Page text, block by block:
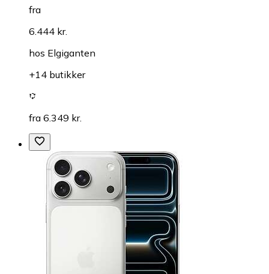
fra
6.444 kr.
hos Elgiganten
+14 butikker
fra 6.349 kr.